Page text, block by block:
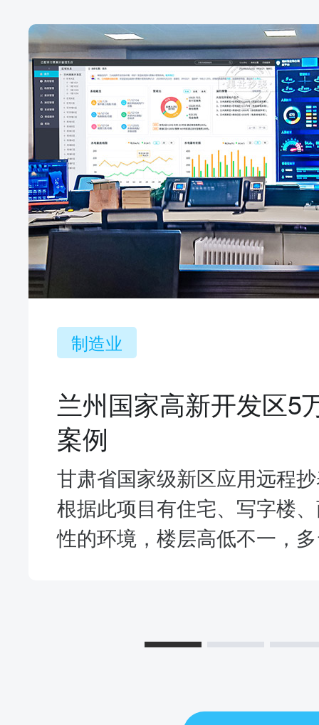
制造业
兰州国家高新开发区5
案例
甘肃省国家级新区应用远程
根据此项目有住宅、写字楼
性的环境，楼层高低不一，